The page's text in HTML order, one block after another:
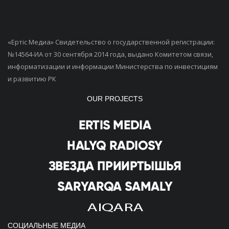
«Ертiс Медиа» Свидетельство о государственной регистрации:
№14564-ИА от 30 сентября 2014 года, выдано Комитетом связи,
информатизации и информации Министерства по инвестициям
и развитию РК
OUR PROJECTS
СОЦИАЛЬНЫЕ МЕДИА